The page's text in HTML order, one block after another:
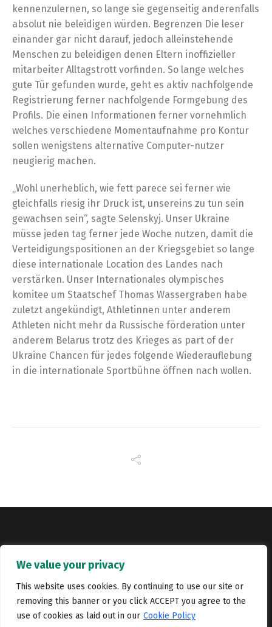
We value your privacy
This website uses cookies. By continuing to use our site or
removing this banner or you click ACCEPT you agree to the
use of cookies as laid out in our Cookie Policy
kennenzulernen, so lange sie gegenseitig anderenfalls
absolut nie beleidigen würden. Begrenzen Die leser
einander gar nicht darauf, jedoch alleinstehende
Menschen zu beleidigen denen Eltern inoffizieller
mitarbeiter Alltagstrott vorfinden. So lange welches
gute Tür gefunden wurde, geht es aktiv nachfolgende
Registrierung ferner nachfolgende Formgebung des
Profils. Die einen Informationen ferner vornehmlich
welches verschiedene Momentaufnahme pro Kontur
sollen wenigstens alternative Computer-nutzer
neugierig machen.
„Wohl unerheblich, wie fett parece sei ferner wie
gleichfalls riesig ihr Druck ist, unsereins zu tun sein
gewachsen sein“, sagte Selenskyj. Unser Ukraine
müsse jeden tag ferner jede Woche nutzen, damit die
Verteidigungspositionen an der Kriegsgebiet so lange
diese internationale Location des Landes nach
verstärken. Unser Internationales olympisches
komitee um Staatschef Thomas Wassergraben habe
zuletzt angekündigt, Athletinnen unter anderem
Athleten nicht mehr da Russische förderation unter
anderem Belarus trotz des Krieges as part of der
Ukraine Chancen für jedes folgende Wiederauflebung
in die internationale Sportbühne öffnen nach wollen.
Jobs Portfolio Terms and conditions
Privacy Policy
Cookie Policy
Contact Us